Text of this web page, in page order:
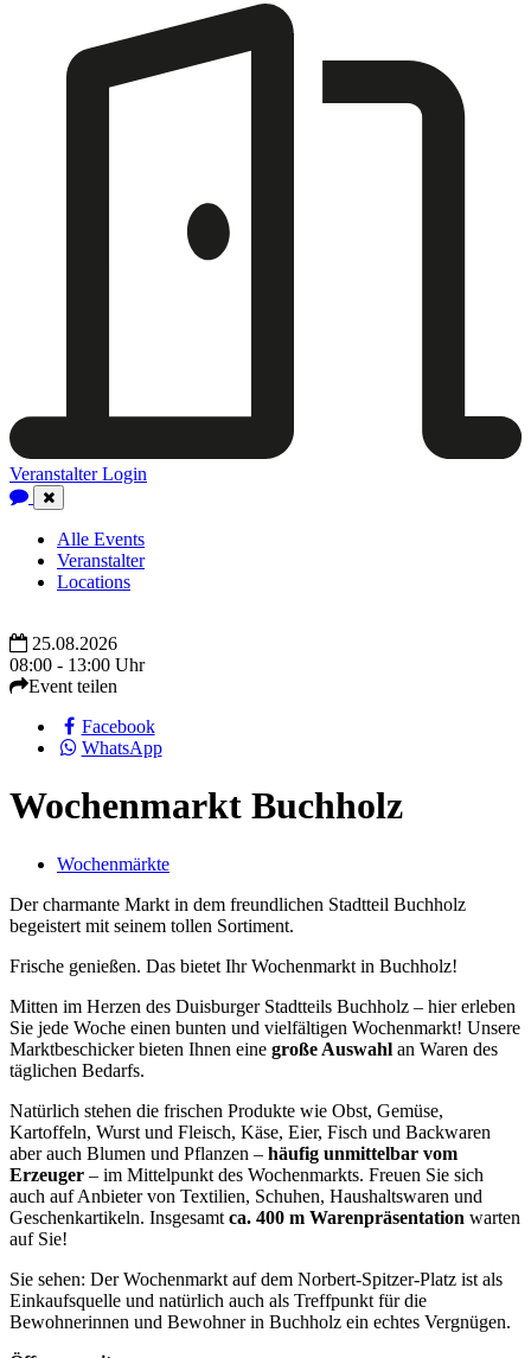
Veranstalter Login
Close
Navigation
Alle Events
Veranstalter
Locations
25.08.2026
08:00 - 13:00 Uhr
Event teilen
Facebook
WhatsApp
Wochenmarkt Buchholz
Wochenmärkte
Der charmante Markt in dem freundlichen Stadtteil Buchholz
begeistert mit seinem tollen Sortiment.
Frische genießen. Das bietet Ihr Wochenmarkt in Buchholz!
Mitten im Herzen des Duisburger Stadtteils Buchholz – hier erleben
Sie jede Woche einen bunten und vielfältigen Wochenmarkt! Unsere
Marktbeschicker bieten Ihnen eine große Auswahl an Waren des
täglichen Bedarfs.
Natürlich stehen die frischen Produkte wie Obst, Gemüse,
Kartoffeln, Wurst und Fleisch, Käse, Eier, Fisch und Backwaren
aber auch Blumen und Pflanzen – häufig unmittelbar vom
Erzeuger – im Mittelpunkt des Wochenmarkts. Freuen Sie sich
auch auf Anbieter von Textilien, Schuhen, Haushaltswaren und
Geschenkartikeln. Insgesamt ca. 400 m Warenpräsentation warten
auf Sie!
Sie sehen: Der Wochenmarkt auf dem Norbert-Spitzer-Platz ist als
Einkaufsquelle und natürlich auch als Treffpunkt für die
Bewohnerinnen und Bewohner in Buchholz ein echtes Vergnügen.